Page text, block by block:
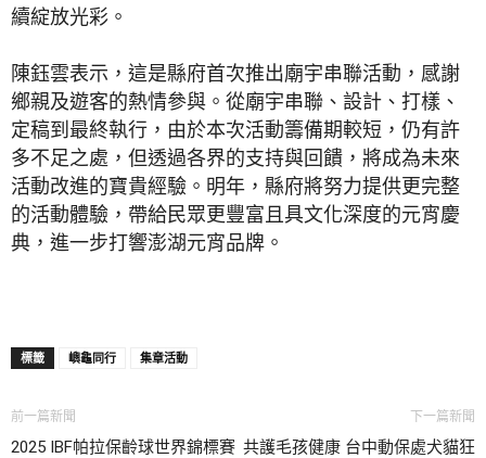
續綻放光彩。
陳鈺雲表示，這是縣府首次推出廟宇串聯活動，感謝
鄉親及遊客的熱情參與。從廟宇串聯、設計、打樣、
定稿到最終執行，由於本次活動籌備期較短，仍有許
多不足之處，但透過各界的支持與回饋，將成為未來
活動改進的寶貴經驗。明年，縣府將努力提供更完整
的活動體驗，帶給民眾更豐富且具文化深度的元宵慶
典，進一步打響澎湖元宵品牌。
標籤 嶼龜同行 集章活動
前一篇新聞
2025 IBF帕拉保齡球世界錦標賽
下一篇新聞
共護毛孩健康 台中動保處犬貓狂